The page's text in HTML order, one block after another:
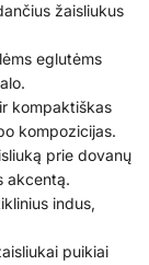
žaisliukus
eglutėms
kompaktiškas
kompozicijas.
prie dovanų
akcentą.
indus,
puikiai